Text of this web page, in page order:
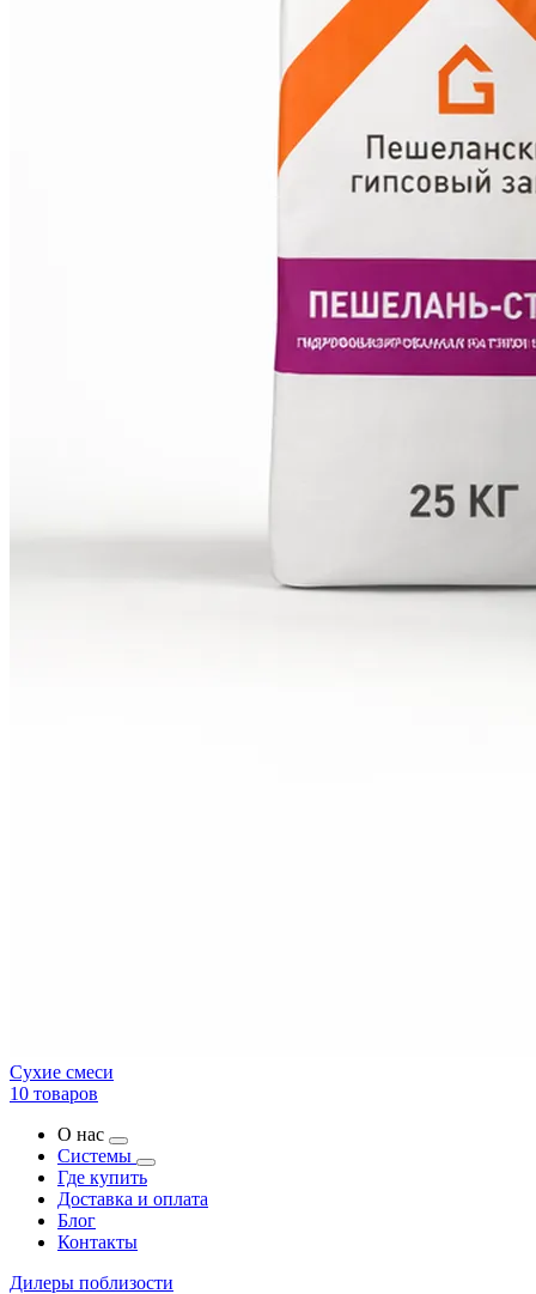
Сухие смеси
10 товаров
О нас
Системы
Где купить
Доставка и оплата
Блог
Контакты
Дилеры поблизости